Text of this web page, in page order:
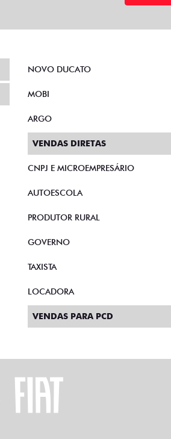
NOVO DUCATO
MOBI
ARGO
VENDAS DIRETAS
CNPJ E MICROEMPRESÁRIO
AUTOESCOLA
PRODUTOR RURAL
GOVERNO
TAXISTA
LOCADORA
VENDAS PARA PCD